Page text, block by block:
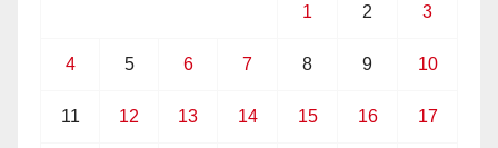
1 2 3
4 5 6 7 8 9 10
11 12 13 14 15 16 17